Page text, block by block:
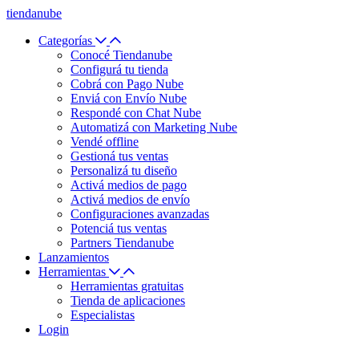
tiendanube
Categorías
Conocé Tiendanube
Configurá tu tienda
Cobrá con Pago Nube
Enviá con Envío Nube
Respondé con Chat Nube
Automatizá con Marketing Nube
Vendé offline
Gestioná tus ventas
Personalizá tu diseño
Activá medios de pago
Activá medios de envío
Configuraciones avanzadas
Potenciá tus ventas
Partners Tiendanube
Lanzamientos
Herramientas
Herramientas gratuitas
Tienda de aplicaciones
Especialistas
Login